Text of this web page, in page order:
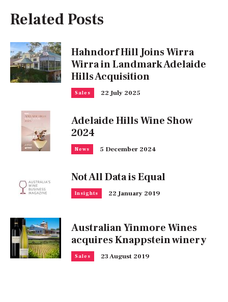
Related Posts
Hahndorf Hill Joins Wirra
Wirra in Landmark Adelaide
Hills Acquisition
Sales 22 July 2025
Adelaide Hills Wine Show
2024
News 5 December 2024
Not All Data is Equal
Insights 22 January 2019
Australian Yinmore Wines
acquires Knappstein winery
Sales 23 August 2019